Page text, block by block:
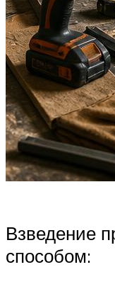
Взведение
способом: